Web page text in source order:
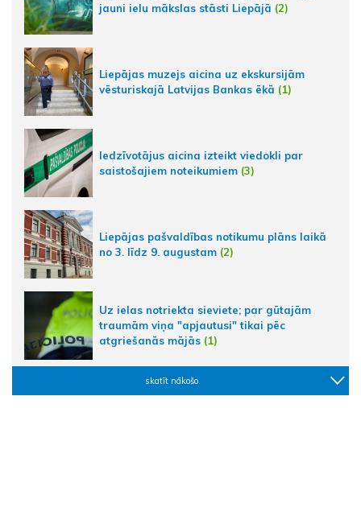
jauni ielu mākslas stāsti Liepājā (2)
Liepājas muzejs aicina uz ekskursijām
vēsturiskajā Latvijas Bankas ēkā (1)
Iedzīvotājus aicina izteikt viedokli par
saistošajiem noteikumiem (3)
Liepājas pašvaldības notikumu plāns laikā
no 3. līdz 9. augustam (2)
Uz ielas notriekta sieviete; par gūtajām
traumām viņa "apjautusi" tikai pēc
atgriešanās mājās (1)
skatīt nākošo